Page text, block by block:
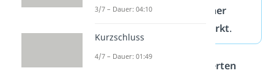
dass er der Ursache seiner
Entstehung entgegenwirkt.
induzierten
3/7 – Dauer: 04:10
Kurzschluss
4/7 – Dauer: 01:49